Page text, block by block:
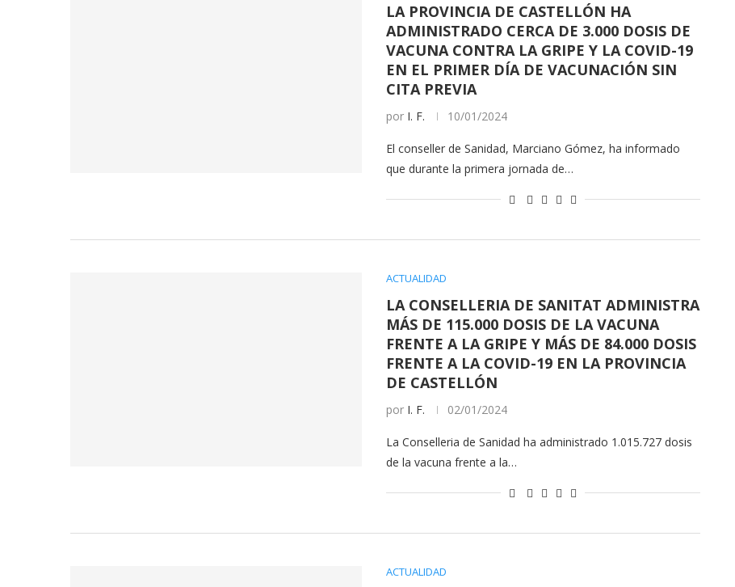
LA PROVINCIA DE CASTELLÓN HA
ADMINISTRADO CERCA DE 3.000 DOSIS DE
VACUNA CONTRA LA GRIPE Y LA COVID-19
EN EL PRIMER DÍA DE VACUNACIÓN SIN
CITA PREVIA
por I. F. 10/01/2024
El conseller de Sanidad, Marciano Gómez, ha informado
que durante la primera jornada de…
ACTUALIDAD
LA CONSELLERIA DE SANITAT ADMINISTRA
MÁS DE 115.000 DOSIS DE LA VACUNA
FRENTE A LA GRIPE Y MÁS DE 84.000 DOSIS
FRENTE A LA COVID-19 EN LA PROVINCIA
DE CASTELLÓN
por I. F. 02/01/2024
La Conselleria de Sanidad ha administrado 1.015.727 dosis
de la vacuna frente a la…
ACTUALIDAD